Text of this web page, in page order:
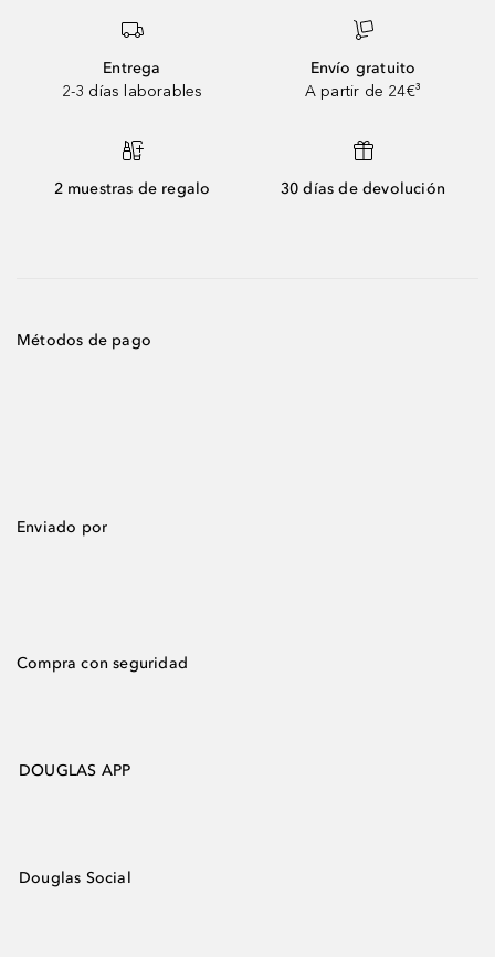
Entrega
2-3 días laborables
Envío gratuito
A partir de 24€³
2 muestras de regalo 30 días de devolución
Métodos de pago
Enviado por
Compra con seguridad
DOUGLAS APP
Douglas Social